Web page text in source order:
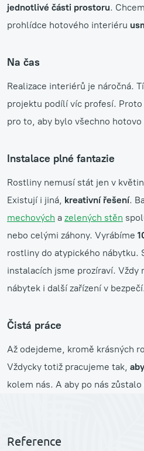
jednotlivé části prostoru.
prohlídce hotového interiéru
Na čas
Realizace interiérů je náročná.
projektu podílí víc profesí. Proto
pro to, aby bylo všechno hotovo
Instalace plné fantazie
Rostliny nemusí stát jen v
Existují i jiná, kreativní řešení.
mechových a zelených stěn
nebo celými záhony. Vyrábíme
rostliny do atypického nábytku.
instalacích jsme prozíraví. Vždy
nábytek i další zařízení v
Čistá práce
Až odejdeme, kromě krásných
Vždycky totiž pracujeme tak,
kolem nás. A aby po nás
Reference